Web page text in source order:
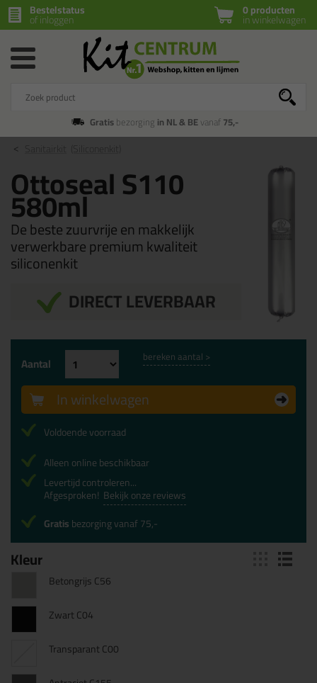
0 producten
in winkelwagen
Bestelstatus
of inloggen
Gratisbezorging in NL & BEvanaf75,-
Ottoseal S110
580ml
De beste zuurvrije en makkelijk
verwerkbare premium kwaliteit
siliconenkit
DIRECT LEVERBAAR
Kleur
Betongrijs C56
Zwart C04
Transparant C00
Aantal bereken aantal >
In winkelwagen
Voldoende voorraad
Alleen online beschikbaar
Levertijd controleren...
Afgesproken! Bekijk onze reviews
Gratisbezorging vanaf 75,-